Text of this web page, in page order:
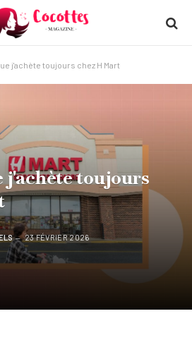
j'achète toujours chez H Mart
j'achète toujours
23 FÉVRIER 2026